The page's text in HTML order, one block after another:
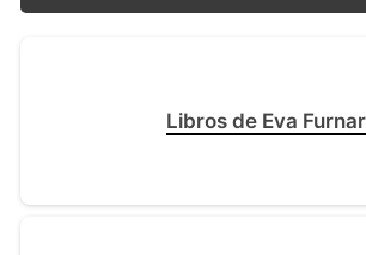
Libros de Eva